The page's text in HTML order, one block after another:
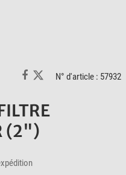
N° d'article : 57932
(2")